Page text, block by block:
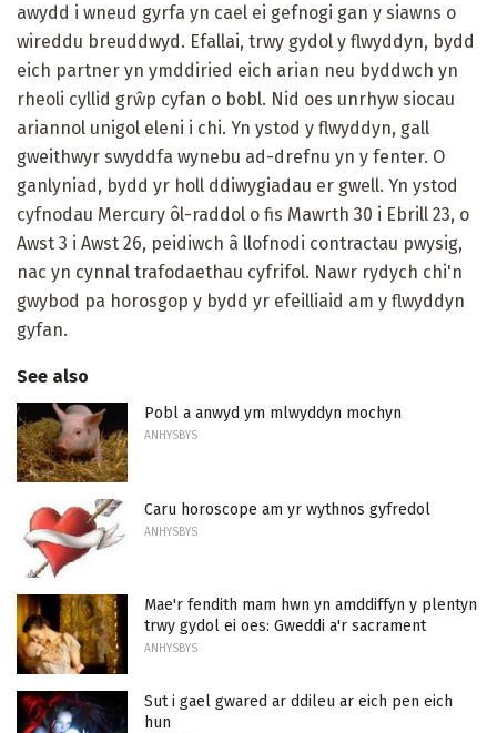
awydd i wneud gyrfa yn cael ei gefnogi gan y siawns o
wireddu breuddwyd. Efallai, trwy gydol y flwyddyn, bydd
eich partner yn ymddiried eich arian neu byddwch yn
rheoli cyllid grŵp cyfan o bobl. Nid oes unrhyw siocau
ariannol unigol eleni i chi. Yn ystod y flwyddyn, gall
gweithwyr swyddfa wynebu ad-drefnu yn y fenter. O
ganlyniad, bydd yr holl ddiwygiadau er gwell. Yn ystod
cyfnodau Mercury ôl-raddol o fis Mawrth 30 i Ebrill 23, o
Awst 3 i Awst 26, peidiwch â llofnodi contractau pwysig,
nac yn cynnal trafodaethau cyfrifol. Nawr rydych chi'n
gwybod pa horosgop y bydd yr efeilliaid am y flwyddyn
gyfan.
See also
Pobl a anwyd ym mlwyddyn mochyn
ANHYSBYS
Caru horoscope am yr wythnos gyfredol
ANHYSBYS
Mae'r fendith mam hwn yn amddiffyn y plentyn
trwy gydol ei oes: Gweddi a'r sacrament
ANHYSBYS
Sut i gael gwared ar ddileu ar eich pen eich
hun